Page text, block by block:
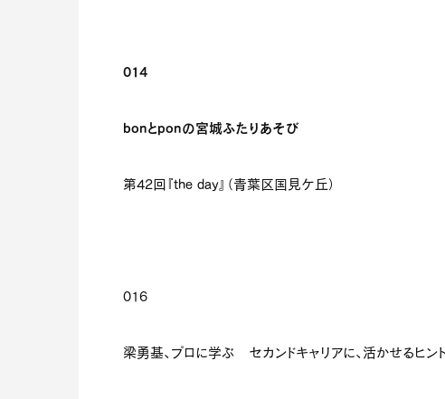
014
bonとponの宮城ふたりあそび
第42回『the day』（青葉区国見ケ丘）
016
梁勇基、プロに学ぶ セカンドキャリアに、活かせるヒン